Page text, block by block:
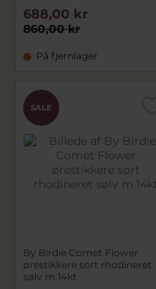
860,00 kr
688,00 kr
På fjernlager
SALE
By Birdie Comet Flower
ørestikkere sort rhodineret
sølv m.14kt